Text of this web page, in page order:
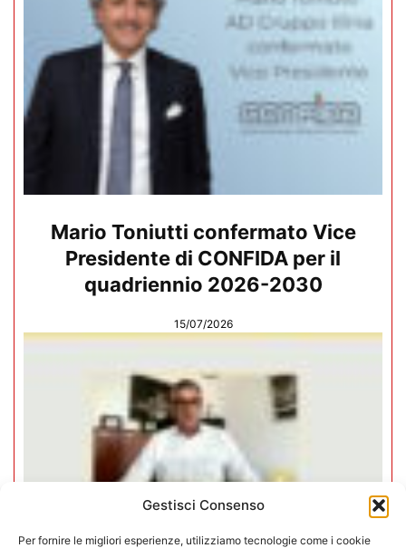
Gestisci Consenso
Per fornire le migliori esperienze, utilizziamo tecnologie come i cookie
Mario Toniutti confermato Vice
Presidente di CONFIDA per il
quadriennio 2026-2030
15/07/2026